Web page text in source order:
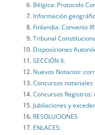
Bélgica: Protocolo
Información
Finlandia: Convenio
Tribunal
Disposiciones
SECCIÓN II:
Nuevos Notarios:
Concursos notariales
Concursos
Jubilaciones y
RESOLUCIONES
ENLACES: